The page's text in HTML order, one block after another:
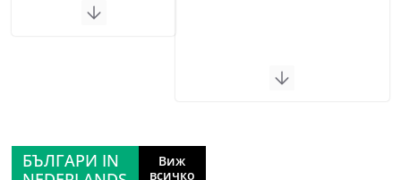
БЪЛГАРИ IN
Виж
всичко